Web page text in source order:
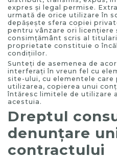
expres şi legal permise.
urmată de orice utilizare în
depăşeşte sfera copiei
pentru vânzare ori licenţiere
consimţământ scris al
proprietate constituie o
condiţiilor.
Sunteţi de asemenea de
interferaţi în vreun fel cu
site-ului, cu elementele
utilizarea, copierea unui
întăresc limitele de utilizare
acestuia.
Dreptul
denunţare
contractului